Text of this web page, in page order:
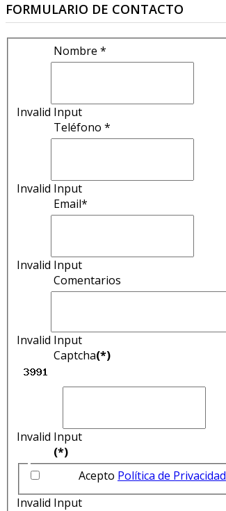
FORMULARIO DE CONTACTO
Nombre *
Invalid Input
Teléfono *
Invalid Input
Email*
Invalid Input
Comentarios
Invalid Input
Captcha(*)
Invalid Input
(*)
Acepto Política de Privacidad
Invalid Input